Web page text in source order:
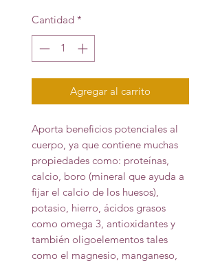
Cantidad *
Agregar al carrito
Aporta beneficios potenciales al
cuerpo, ya que contiene muchas
propiedades como: proteínas,
calcio, boro (mineral que ayuda a
fijar el calcio de los huesos),
potasio, hierro, ácidos grasos
como omega 3, antioxidantes y
también oligoelementos tales
como el magnesio, manganeso,